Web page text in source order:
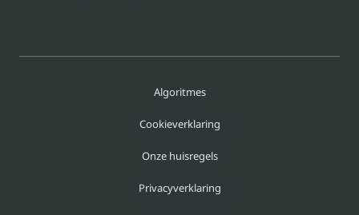
Algoritmes
Cookieverklaring
Onze huisregels
Privacyverklaring